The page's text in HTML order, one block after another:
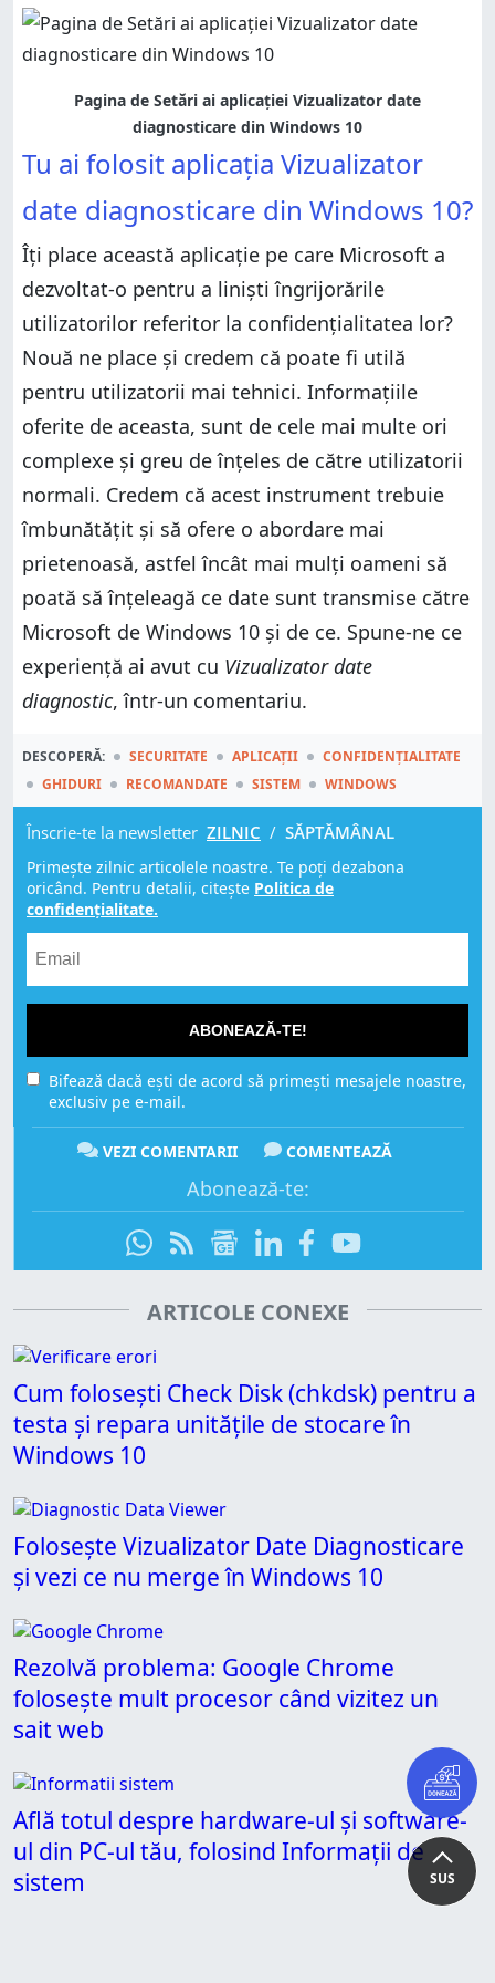
SUS
Pagina de Setări ai aplicației Vizualizator date
diagnosticare din Windows 10
Tu ai folosit aplicația Vizualizator
date diagnosticare din Windows 10?
Îți place această aplicație pe care Microsoft a
dezvoltat-o pentru a liniști îngrijorările
utilizatorilor referitor la confidențialitatea lor?
Nouă ne place și credem că poate fi utilă
pentru utilizatorii mai tehnici. Informațiile
oferite de aceasta, sunt de cele mai multe ori
complexe și greu de înțeles de către utilizatorii
normali. Credem că acest instrument trebuie
îmbunătățit și să ofere o abordare mai
prietenoasă, astfel încât mai mulți oameni să
poată să înțeleagă ce date sunt transmise către
Microsoft de Windows 10 și de ce. Spune-ne ce
experiență ai avut cu Vizualizator date
diagnostic, într-un comentariu.
DESCOPERĂ: SECURITATE APLICAȚII
CONFIDENȚIALITATE
GHIDURI
RECOMANDATE SISTEM WINDOWS
Înscrie-te la newsletter ZILNIC / SĂPTĂMÂNAL
Primește zilnic articolele noastre. Te poți dezabona
oricând. Pentru detalii, citește Politica de
confidențialitate.
ABONEAZĂ-TE!
Bifează dacă ești de acord să primești mesajele noastre,
exclusiv pe e-mail.
VEZI COMENTARII COMENTEAZĂ
Abonează-te:
ARTICOLE CONEXE
Cum folosești Check Disk (chkdsk) pentru a
testa și repara unitățile de stocare în
Windows 10
Folosește Vizualizator Date Diagnosticare
și vezi ce nu merge în Windows 10
Rezolvă problema: Google Chrome
folosește mult procesor când vizitez un
sait web
Află totul despre hardware-ul și software-
ul din PC-ul tău, folosind Informații de
sistem